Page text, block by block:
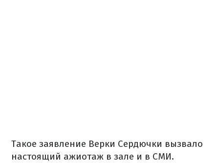
Такое заявление Верки Сердючки вызвало
настоящий ажиотаж в зале и в СМИ.